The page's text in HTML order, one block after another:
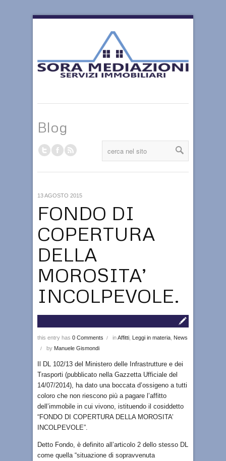
Blog
FONDO DI
COPERTURA
DELLA
MOROSITA’
INCOLPEVOLE.
this entry has 0 Comments / inAffitti Leggi in materia News
/ by Manuele Gismondi
13 AGOSTO 2015
Il DL 102/13 del Ministero delle Infrastrutture e dei
Trasporti (pubblicato nella Gazzetta Ufficiale del
14/07/2014), ha dato una boccata d’ossigeno a tutti
coloro che non riescono più a pagare l’affitto
dell’immobile in cui vivono, istituendo il cosiddetto
“FONDO DI COPERTURA DELLA MOROSITA’
INCOLPEVOLE”.
Detto Fondo, è definito all’articolo 2 dello stesso DL
come quella “situazione di sopravvenuta